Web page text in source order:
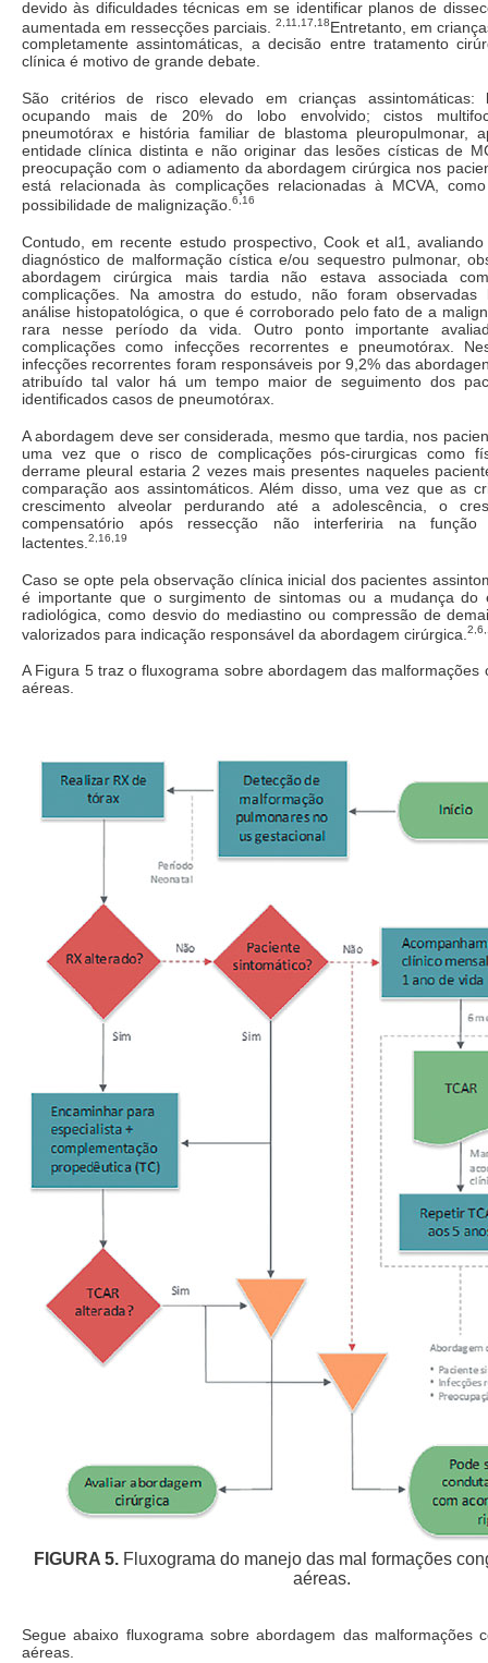
devido às dificuldades técnicas em se identificar planos de
aumentada em ressecções parciais.
2,11,17,18Entretanto, em
completamente assintomáticas, a decisão entre tratamento
clínica é motivo de grande debate.
São critérios de risco elevado em crianças assintomáticas:
ocupando mais de 20% do lobo envolvido; cistos
pneumotórax e história familiar de blastoma pleuropulmonar,
entidade clínica distinta e não originar das lesões císticas de
preocupação com o adiamento da abordagem cirúrgica nos
está relacionada às complicações relacionadas à MCVA,
possibilidade de malignização. 6,16
Contudo, em recente estudo prospectivo, Cook et al1,
diagnóstico de malformação cística e/ou sequestro pulmonar,
abordagem cirúrgica mais tardia não estava associada
complicações. Na amostra do estudo, não foram observadas
análise histopatológica, o que é corroborado pelo fato de a
rara nesse período da vida. Outro ponto importante
complicações como infecções recorrentes e pneumotórax.
infecções recorrentes foram responsáveis por 9,2% das
atribuído tal valor há um tempo maior de seguimento dos
identificados casos de pneumotórax.
A abordagem deve ser considerada, mesmo que tardia, nos
uma vez que o risco de complicações pós-cirurgicas como
derrame pleural estaria 2 vezes mais presentes naqueles
comparação aos assintomáticos. Além disso, uma vez que as
crescimento alveolar perdurando até a adolescência, o
compensatório após ressecção não interferiria na função
lactentes. 2,16,19
Caso se opte pela observação clínica inicial dos pacientes
é importante que o surgimento de sintomas ou a mudança do
radiológica, como desvio do mediastino ou compressão de
valorizados para indicação responsável da abordagem cirúrgica.
A Figura 5 traz o fluxograma sobre abordagem das malformações
aéreas.
FIGURA 5.Fluxograma do manejo das mal formações
aéreas.
Segue abaixo fluxograma sobre abordagem das malformações
aéreas.